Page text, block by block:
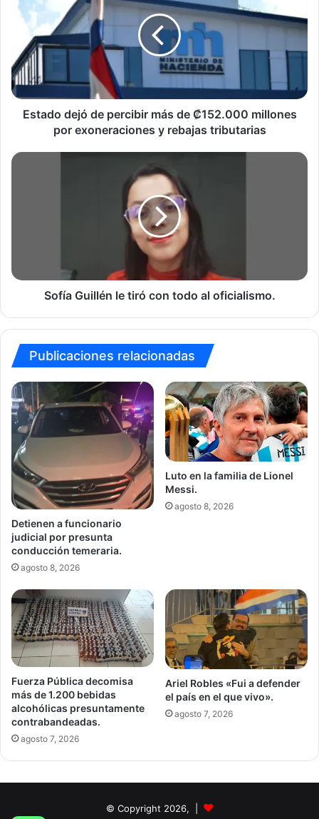
de
percibir
de
₡152.000
millones
por
exoneraciones
tributarias
Estado dejó de percibir más de ₡152.000 millones
por exoneraciones y rebajas tributarias
Sofía
Sofía Guillén le tiró con todo al oficialismo.
Publicaciones relacionadas
Detienen a funcionario
judicial por presunta
conducción temeraria.
agosto 8, 2026
Luto en la familia de Lionel
Messi.
agosto 8, 2026
Fuerza Pública decomisa
más de 1.200 bebidas
alcohólicas presuntamente
contrabandeadas.
agosto 7, 2026
Ariel Robles «Fui a defender
el país en el que vivo».
agosto 7, 2026
© Copyright 2026, |